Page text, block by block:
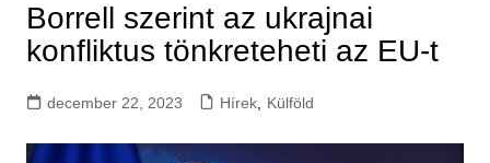
Borrell szerint az ukrajnai
konfliktus tönkreteheti az EU-t
december 22, 2023 Hírek, Külföld